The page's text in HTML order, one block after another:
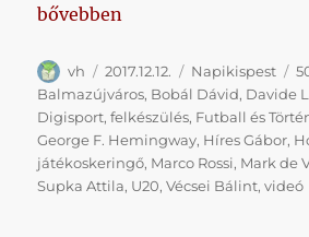
„Napikispest 2017.12.12.”
bővebben
Szerző
vh Közzétéve
2017.12.12. Kategória
Napikispest
Balmazújváros, Bobál Dávid, Davide
Digisport,felkészülés, Futball és
George F. Hemingway, Híres Gábor,
játékoskeringő, Marco Rossi, Mark de
Supka Attila, U20,Vécsei Bálint,videó